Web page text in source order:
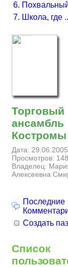
6.
7. Школа, где
Торговый
ансамбль
Костромы
Дата: 29.06.2005
Просмотров:
Владелец:
Алексеевна
Последние
Создать
Список